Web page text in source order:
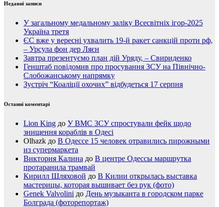
Недавні записи
У загальному медальному заліку Всесвітніх ігор-2025
Україна третя
ЄС вже у вересні ухвалить 19-й ракет санкцій проти рф,
– Урсула фон дер Ляєн
Завтра презентуємо план дій Уряду, – Свириденко
Генштаб повідомив про просування ЗСУ на Північно-
Слобожанському напрямку
Зустріч “Коаліції охочих” відбудеться 17 серпня
Останні коментарі
Lion King до У ВМС ЗСУ спростували фейк щодо
знищення кораблів в Одесі
Olhazk до В Одессе 15 человек отравились пирожными
из супермаркета
Виктория Калина до В центре Одессы маршрутка
протаранила трамвай
Кирилл Шляховой до В Килии открылась выставка
мастерицы, которая вышивает без рук (фото)
Genek Valvolini до День музыканта в городском парке
Болграда (фоторепортаж)